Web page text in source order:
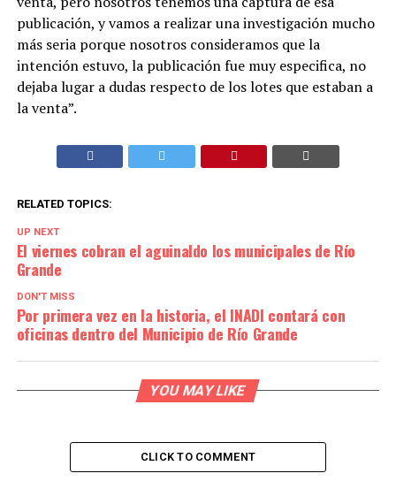
publicación, y vamos a realizar una investigación mucho
más seria porque nosotros consideramos que la
intención estuvo, la publicación fue muy especifica, no
dejaba lugar a dudas respecto de los lotes que estaban a
la venta”.
RELATED TOPICS:
UP NEXT
El viernes cobran el aguinaldo los municipales de Río
Grande
DON'T MISS
Por primera vez en la historia, el INADI contará con
oficinas dentro del Municipio de Río Grande
YOU MAY LIKE
CLICK TO COMMENT